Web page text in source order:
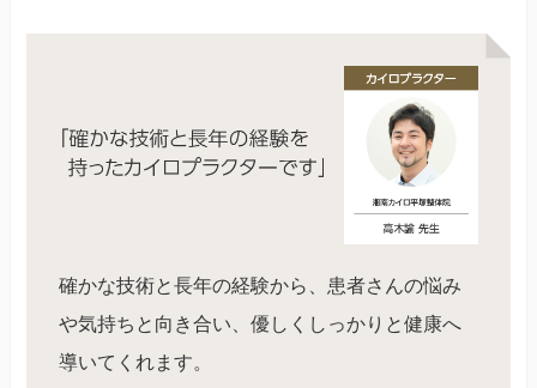
確かな技術と長年の経験から、患者さんの悩み
や気持ちと向き合い、優しくしっかりと健康へ
導いてくれます。